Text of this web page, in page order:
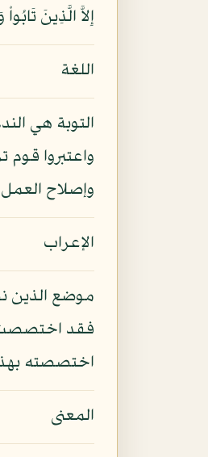
إِلاَّ الَّذِينَ
اللغة
التوبة هي
واعتبروا
وإصلاح
الإعراب
موضع الذين
فقد اختصصت
اختصصته
المعنى